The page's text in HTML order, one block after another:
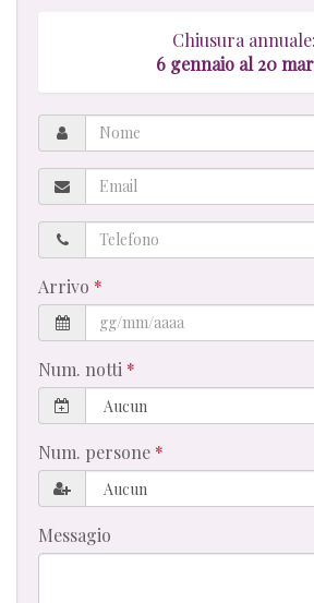
Chiusura annuale:
6 gennaio al 20
Nome
Email
Telefono
Arrivo
Num. notti
Num. persone
Messagio